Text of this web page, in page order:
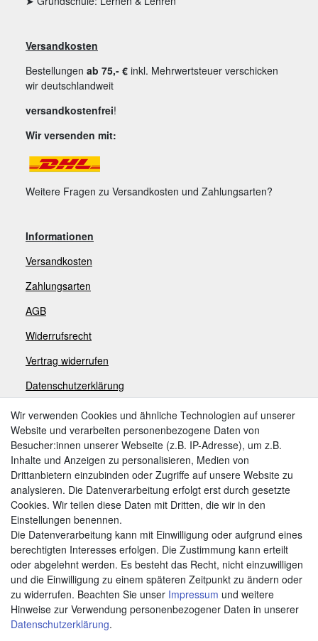
Versandkosten
Bestellungen ab 75,- € inkl. Mehrwertsteuer verschicken
wir deutschlandweit
versandkostenfrei!
Wir versenden mit:
Weitere Fragen zu Versandkosten und Zahlungsarten?
Informationen
Versandkosten
Zahlungsarten
AGB
Widerrufsrecht
Vertrag widerrufen
Datenschutzerklärung
Impressum
Zahlungsarten
Weitere Zahlungsarten:
Kauf auf Rechnung
Vorkasse
Hier sind wir
Wir verwenden Cookies und ähnliche Technologien auf unserer
Website und verarbeiten personenbezogene Daten von
Besucher:innen unserer Webseite (z.B. IP-Adresse), um z.B.
Inhalte und Anzeigen zu personalisieren, Medien von
Drittanbietern einzubinden oder Zugriffe auf unsere Website zu
analysieren. Die Datenverarbeitung erfolgt erst durch gesetzte
Cookies. Wir teilen diese Daten mit Dritten, die wir in den
Einstellungen benennen.
Die Datenverarbeitung kann mit Einwilligung oder aufgrund eines
berechtigten Interesses erfolgen. Die Zustimmung kann erteilt
oder abgelehnt werden. Es besteht das Recht, nicht einzuwilligen
und die Einwilligung zu einem späteren Zeitpunkt zu ändern oder
zu widerrufen. Beachten Sie unser Impressum und weitere
Hinweise zur Verwendung personenbezogener Daten in unserer
Daten­schutz­erklärung.